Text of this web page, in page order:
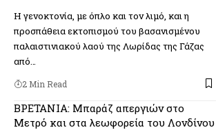
Η γενοκτονία, με όπλο και τον λιμό, και η
προσπάθεια εκτοπισμού του βασανισμένου
παλαιστινιακού λαού της Λωρίδας της Γάζας
από…
2 Min Read
ΒΡΕΤΑΝΙΑ: Μπαράζ απεργιών στο
Μετρό και στα λεωφορεία του Λονδίνου